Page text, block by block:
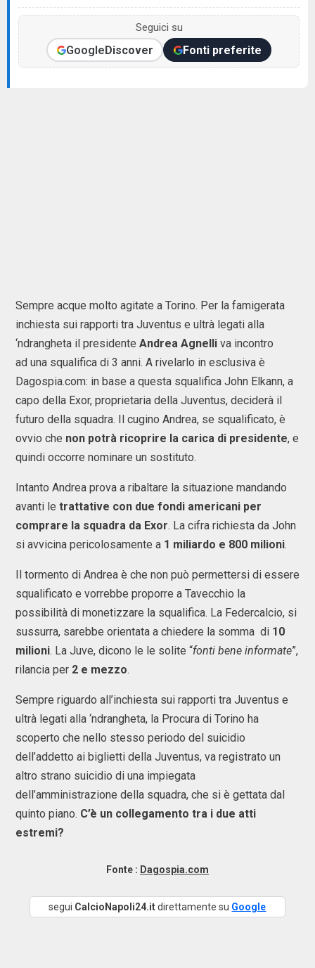
Seguici su
GoogleDiscover Fonti preferite
Sempre acque molto agitate a Torino. Per la famigerata
inchiesta sui rapporti tra Juventus e ultrà legati alla
‘ndrangheta il presidente Andrea Agnelli va incontro
ad una squalifica di 3 anni. A rivelarlo in esclusiva è
Dagospia.com: in base a questa squalifica John Elkann, a
capo della Exor, proprietaria della Juventus, deciderà il
futuro della squadra. Il cugino Andrea, se squalificato, è
ovvio che non potrà ricoprire la carica di presidente, e
quindi occorre nominare un sostituto.
Intanto Andrea prova a ribaltare la situazione mandando
avanti le trattative con due fondi americani per
comprare la squadra da Exor. La cifra richiesta da John
si avvicina pericolosamente a 1 miliardo e 800 milioni.
Il tormento di Andrea è che non può permettersi di essere
squalificato e vorrebbe proporre a Tavecchio la
possibilità di monetizzare la squalifica. La Federcalcio, si
sussurra, sarebbe orientata a chiedere la somma di 10
milioni. La Juve, dicono le le solite “fonti bene informate”,
rilancia per 2 e mezzo.
Sempre riguardo all’inchiesta sui rapporti tra Juventus e
ultrà legati alla ‘ndrangheta, la Procura di Torino ha
scoperto che nello stesso periodo del suicidio
dell’addetto ai biglietti della Juventus, va registrato un
altro strano suicidio di una impiegata
dell’amministrazione della squadra, che si è gettata dal
quinto piano. C’è un collegamento tra i due atti
estremi?
Fonte : Dagospia.com
segui CalcioNapoli24.itdirettamente su Google